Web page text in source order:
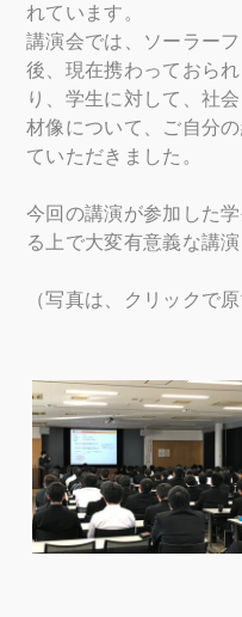
れています。
講演会では、ソーラー
後、現在携わっておら
り、学生に対して、社
材像について、ご自分
ていただきました。
今回の講演が参加した
る上で大変有意義な講
（写真は、クリックで原